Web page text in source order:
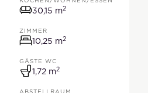
30,15 m230,15 Quadratmeter
ZIMMER
10,25 m210,25 Quadratmeter
GÄSTE WC
1,72 m21,72 Quadratmeter
ABSTELLRAUM